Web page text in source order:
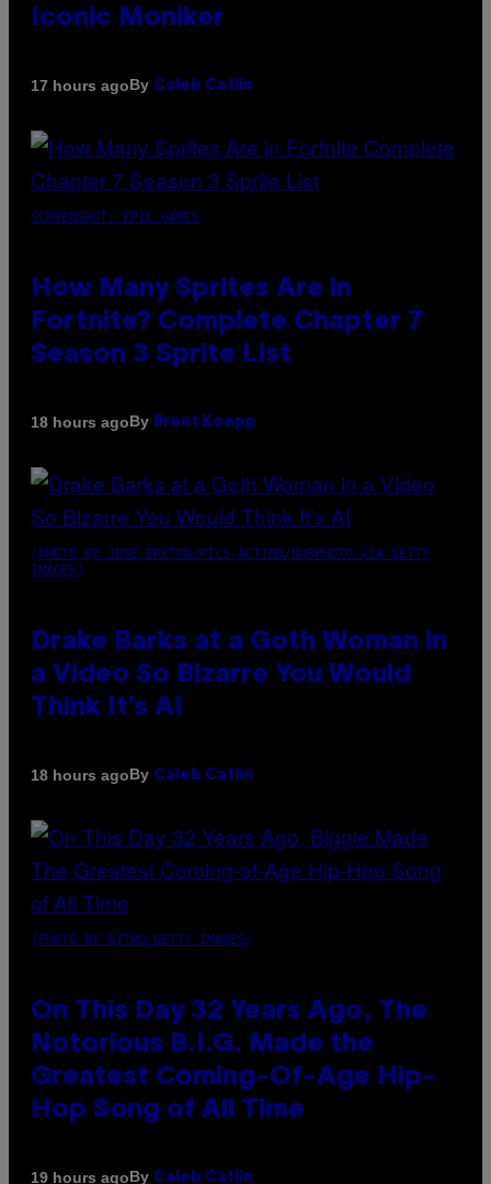
Iconic Moniker
17 hours agoBy Caleb Catlin
SCREENSHOT: EPIC GAMES
How Many Sprites Are in
Fortnite? Complete Chapter 7
Season 3 Sprite List
18 hours agoBy Brent Koepp
(PHOTO BY JOSE BRETON/PICS ACTION/NURPHOTO VIA GETTY
IMAGES)
Drake Barks at a Goth Woman in
a Video So Bizarre You Would
Think It’s AI
18 hours agoBy Caleb Catlin
(PHOTO BY NITRO/GETTY IMAGES)
On This Day 32 Years Ago, The
Notorious B.I.G. Made the
Greatest Coming-Of-Age Hip-
Hop Song of All Time
19 hours agoBy Caleb Catlin